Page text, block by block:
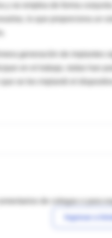
y se emplea de forma
generación de implantes
en el trabajo, todas han
de colegas o para
Ingresar a